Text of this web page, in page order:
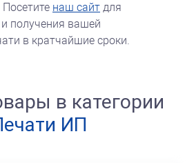
наш сайт для
получения вашей
в кратчайшие сроки.
в категории
ИП